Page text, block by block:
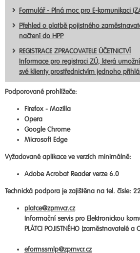
Formulář - Plná moc pro E-komunikaci
Přehled o platbě pojistného
načtení do HPP
REGISTRACE ZPRACOVATELE ÚČETNICTVÍ
Informace pro registraci ZÚ, která
své klienty prostřednictvím jednoho
Podporované prohlížeče:
Firefox - Mozilla
Opera
Google Chrome
Microsoft Edge
Vyžadované aplikace ve verzích minimálně:
Adobe Acrobat Reader verze 6.0
Technická podpora je zajištěna na tel. čísle:
platce@zpmvcr.cz
Informační servis pro Elektronickou
PLÁTCI POJISTNÉHO (zaměstnavatelé a
eformssmlp@zpmvcr.cz